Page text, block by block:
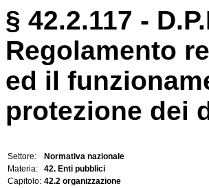
§ 42.2.117 -
Regolamento
ed il
protezione dei
Settore:
Normativa nazionale
Materia:
42. Enti pubblici
Capitolo: 42.2 organizzazione